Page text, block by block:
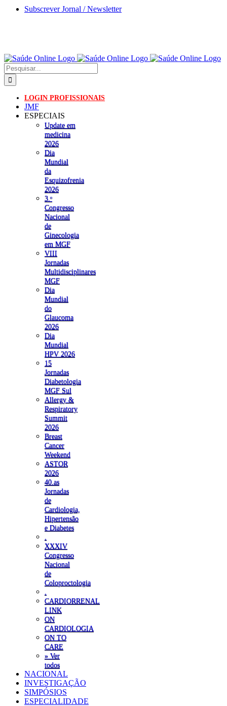
Skip
Subscrever Jornal / Newsletter
Pesquisar
LOGIN PROFISSIONAIS
JMF
ESPECIAIS
Update em
medicina
2026
Dia
Mundial
da
Esquizofrenia
2026
3.ᵒ
Congresso
Nacional
de
Ginecologia
em MGF
VIII
Jornadas
Multidisciplinares
MGF
Dia
Mundial
do
Glaucoma
2026
Dia
Mundial
HPV 2026
15
Jornadas
Diabetologia
MGF Sul
Allergy &
Respiratory
Summit
2026
Breast
Cancer
Weekend
ASTOR
2026
40.as
Jornadas
de
Cardiologia,
Hipertensão
e Diabetes
XXXIV
Congresso
Nacional
de
Coloproctologia
CARDIORRENAL
LINK
ON
CARDIOLOGIA
ON TO
CARE
» Ver
todos
NACIONAL
INVESTIGAÇÃO
SIMPÓSIOS
ESPECIALIDADE